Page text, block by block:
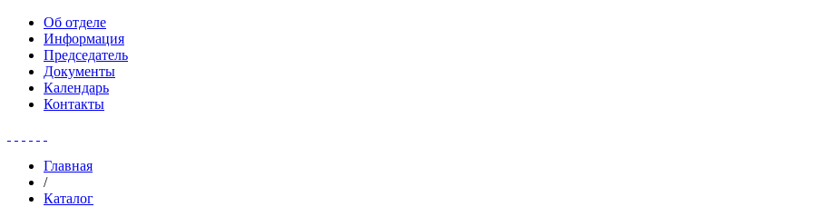
Об отделе
Информация
Председатель
Документы
Календарь
Контакты
Главная
/
Каталог